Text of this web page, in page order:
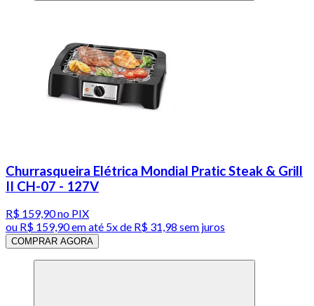
Churrasqueira Elétrica Mondial Pratic Steak & Grill
II CH-07 - 127V
R$ 159,90no PIX
ou R$ 159,90em até 5x de R$ 31,98 sem juros
COMPRAR AGORA